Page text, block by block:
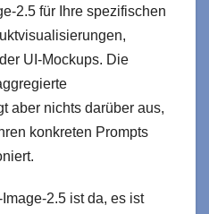
2.5 für Ihre spezifischen
UI-Mockups. Die
aber nichts darüber aus,
konkreten Prompts
2.5 ist da, es ist